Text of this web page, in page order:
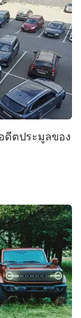
ดีตประมูลของ